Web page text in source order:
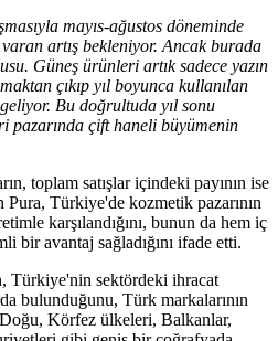
mayıs-ağustos döneminde
varan artış bekleniyor. Ancak burada
Güneş ürünleri artık sadece yazın
çıkıp yıl boyunca kullanılan
Bu doğrultuda yıl sonu
pazarında çift haneli büyümenin
toplam satışlar içindeki payının ise
Pura, Türkiye'de kozmetik pazarının
karşılandığını, bunun da hem iç
bir avantaj sağladığını ifade etti.
Türkiye'nin sektördeki ihracat
bulunduğunu, Türk markalarının
Körfez ülkeleri, Balkanlar,